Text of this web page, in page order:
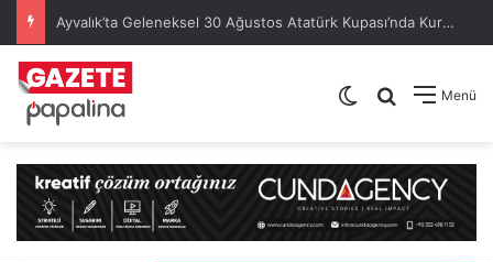
Ayvalık’ta Geleneksel 30 Ağustos Atatürk Kupası’nda Kura Heyecanı Yaşandı
Menü
Arama yap
Dış görünümü